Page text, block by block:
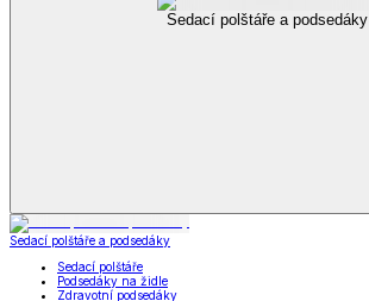
Sedací polštáře a podsedáky
Sedací polštáře a podsedáky
Sedací polštáře
Podsedáky na židle
Zdravotní podsedáky